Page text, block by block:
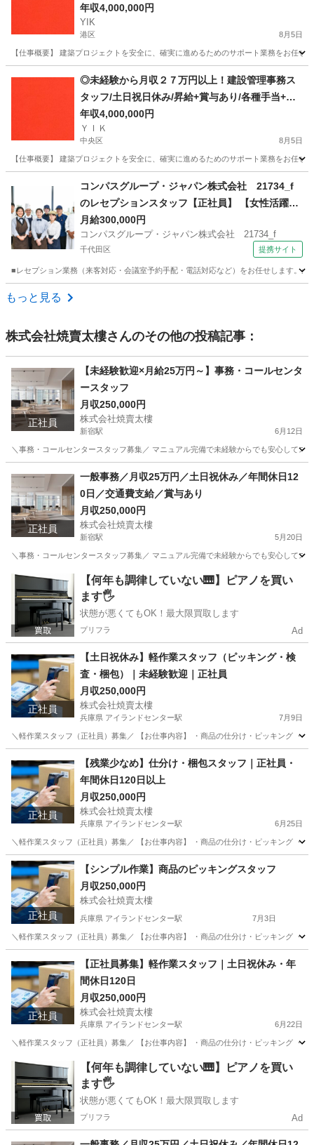
完備
年収4,000,000円
YIK
港区 8月5日
【仕事概要】 建築プロジェクトを安全に、確実に進めるためのサポート業務をお任
事務
◎未経験から月収２７万円以上！建設管理事務ス
タッフ/土日祝日休み/昇給+賞与あり/各種手当+寮
完備
年収4,000,000円
ＹＩＫ
中央区 8月5日
【仕事概要】 建築プロジェクトを安全に、確実に進めるためのサポート業務をお任
未経験
コンパスグループ・ジャパン株式会社 21734_f
のレセプションスタッフ【正社員】 【女性活躍
中】
月給300,000円
コンパスグループ・ジャパン株式会社 21734_f
千代田区 提携サイト
■レセプション業務（来客対応・会議室予約手配・電話対応など）をお任せします。
東京 千代田区
もっと見る
株式会社焼賣太樓さんのその他の投稿記事：
正社員
【未経験歓迎×月給25万円～】事務・コールセンタ
ースタッフ
月収250,000円
株式会社焼賣太樓
新宿駅 6月12日
＼事務・コールセンタースタッフ募集／ マニュアル完備で未経験からでも安心して
新宿駅 事務
正社員
一般事務／月収25万円／土日祝休み／年間休日12
0日／交通費支給／賞与あり
月収250,000円
株式会社焼賣太樓
新宿駅 5月20日
＼事務・コールセンタースタッフ募集／ マニュアル完備で未経験からでも安心して
東京 新宿区 新宿駅 一般事務 業務
【何年も調律していない🎹】ピアノを買い
ます🖐️
状態が悪くてもOK！最大限買取します
プリフラ Ad
正社員
【土日祝休み】軽作業スタッフ（ピッキング・検
査・梱包）｜未経験歓迎｜正社員
月収250,000円
株式会社焼賣太樓
兵庫県 アイランドセンター駅 7月9日
＼軽作業スタッフ（正社員）募集／ 【お仕事内容】 ・商品の仕分け・ピッキング ・
アイランドセンター駅 物流 未経験
正社員
【残業少なめ】仕分け・梱包スタッフ｜正社員・
年間休日120日以上
月収250,000円
株式会社焼賣太樓
兵庫県 アイランドセンター駅 6月25日
＼軽作業スタッフ（正社員）募集／ 【お仕事内容】 ・商品の仕分け・ピッキング ・
兵庫 神戸市 アイランドセンター駅 物流 未経験
正社員
【シンプル作業】商品のピッキングスタッフ
月収250,000円
株式会社焼賣太樓
兵庫県 アイランドセンター駅 7月3日
＼軽作業スタッフ（正社員）募集／ 【お仕事内容】 ・商品の仕分け・ピッキング ・
アイランドセンター駅 物流 未経験
正社員
【正社員募集】軽作業スタッフ｜土日祝休み・年
間休日120日
月収250,000円
株式会社焼賣太樓
兵庫県 アイランドセンター駅 6月22日
＼軽作業スタッフ（正社員）募集／ 【お仕事内容】 ・商品の仕分け・ピッキング ・
兵庫 神戸市 アイランドセンター駅 倉庫管理 未経験
【何年も調律していない🎹】ピアノを買い
ます🖐️
状態が悪くてもOK！最大限買取します
プリフラ Ad